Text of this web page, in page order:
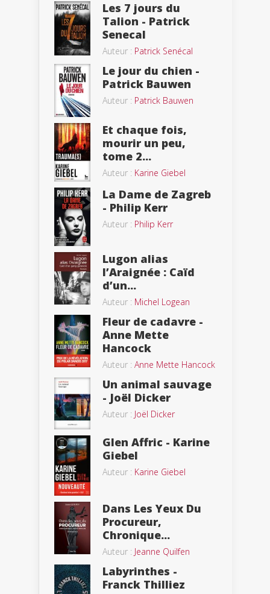
Les 7 jours du
Talion - Patrick
Senecal
Auteur : Patrick Senécal
Le jour du chien -
Patrick Bauwen
Auteur : Patrick Bauwen
Et chaque fois,
mourir un peu,
tome 2...
Auteur : Karine Giebel
La Dame de Zagreb
- Philip Kerr
Auteur : Philip Kerr
Lugon alias
l’Araignée : Caïd
d’un...
Auteur : Michel Logean
Fleur de cadavre -
Anne Mette
Hancock
Auteur : Anne Mette Hancock
Un animal sauvage
- Joël Dicker
Auteur : Joël Dicker
Glen Affric - Karine
Giebel
Auteur : Karine Giebel
Dans Les Yeux Du
Procureur,
Chronique...
Auteur : Jeanne Quilfen
Labyrinthes -
Franck Thilliez